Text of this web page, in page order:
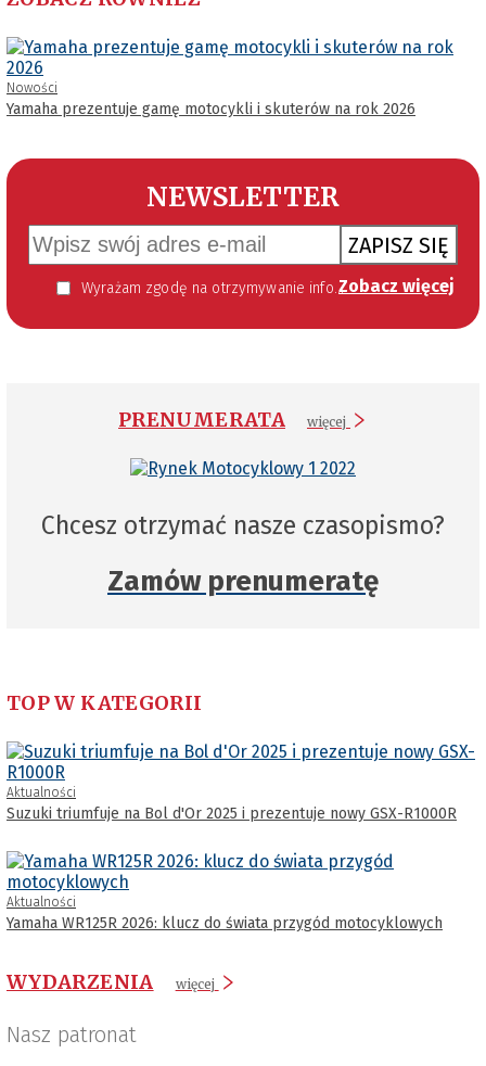
Nowości
Yamaha prezentuje gamę motocykli i skuterów na rok 2026
NEWSLETTER
ZAPISZ SIĘ
Wyrażam zgodę na otrzymywanie informacji handlowej kierowanej do mnie za pomocą środków komunikacji elektronicznej w szczególności poczty elektronicznej zgodnie z przepisem art. 10 ust 2 ustawy z dnia 18 lipca 2002 roku o świadczeniu usług drogą elektroniczną (Dz. U. 144 z 2002 r. poz. 1204). Zgoda jest dobrowolna, jednak jej wyrażenie jest konieczne, aby otrzymywać newsletter. Zobacz więcej
PRENUMERATA więcej
Chcesz otrzymać nasze czasopismo?
Zamów prenumeratę
TOP W KATEGORII
Aktualności
Suzuki triumfuje na Bol d'Or 2025 i prezentuje nowy GSX-R1000R
Aktualności
Yamaha WR125R 2026: klucz do świata przygód motocyklowych
WYDARZENIA więcej
Nasz patronat